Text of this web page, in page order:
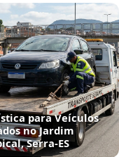
para Veículos
no Jardim
Serra‑ES